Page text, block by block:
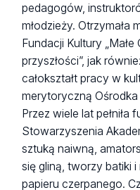
pedagogów,
młodzieży. Otrzymała
Fundacji Kultury
przyszłości”, jak
całokształt pracy w
merytoryczną
Przez wiele lat pełniła
Stowarzyszenia
sztuką naiwną,
się gliną, tworzy batiki
papieru czerpanego.